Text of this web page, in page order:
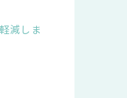
減しま